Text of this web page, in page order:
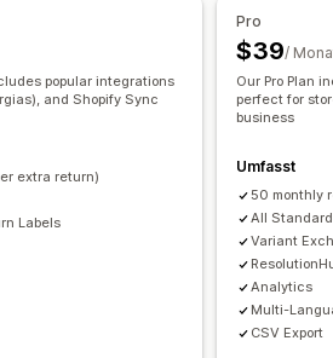
Sprachen Versandetiketten
Benachrichtigungen
popular integrations
and Shopify Sync
extra return)
Labels
Pro
$39/
Our Pro Plan
perfect for
business
Umfasst
50 monthly
All
Variant
Analytics
Multi-
CSV Export